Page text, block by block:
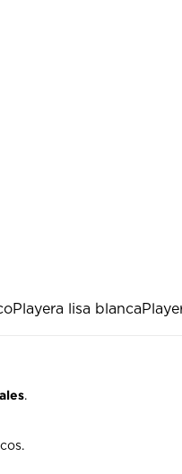
Playera lisa blanca
.